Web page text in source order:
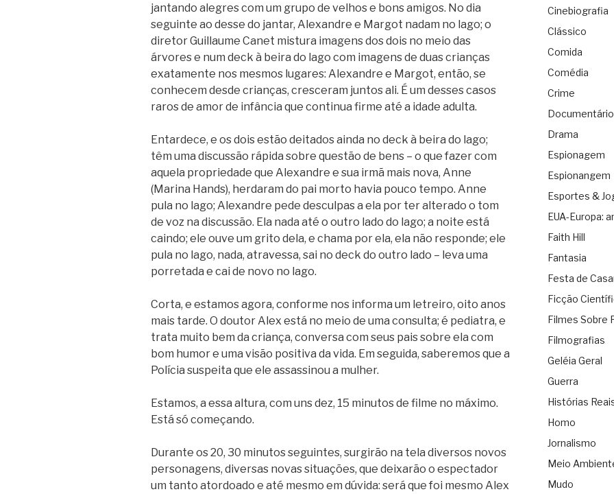
jantando alegres com um grupo de velhos e bons amigos. No dia
seguinte ao desse do jantar, Alexandre e Margot nadam no lago; o
diretor Guillaume Canet mistura imagens dos dois no meio das
árvores e num deck à beira do lago com imagens de duas crianças
exatamente nos mesmos lugares: Alexandre e Margot, então, se
conhecem desde crianças, cresceram juntos ali. É um desses casos
raros de amor de infância que continua firme até a idade adulta.
Entardece, e os dois estão deitados ainda no deck à beira do lago;
têm uma discussão rápida sobre questão de bens – o que fazer com
aquela propriedade que Alexandre e sua irmã mais nova, Anne
(Marina Hands), herdaram do pai morto havia pouco tempo. Anne
pula no lago; Alexandre pede desculpas a ela por ter alterado o tom
de voz na discussão. Ela nada até o outro lado do lago; a noite está
caindo; ele ouve um grito dela, e chama por ela, ela não responde; ele
pula no lago, nada, atravessa, sai no deck do outro lado – leva uma
porretada e cai de novo no lago.
Corta, e estamos agora, conforme nos informa um letreiro, oito anos
mais tarde. O doutor Alex está no meio de uma consulta; é pediatra, e
trata muito bem da criança, conversa com seus pais sobre ela com
bom humor e uma visão positiva da vida. Em seguida, saberemos que a
Polícia suspeita que ele assassinou a mulher.
Estamos, a essa altura, com uns dez, 15 minutos de filme no máximo.
Está só começando.
Durante os 20, 30 minutos seguintes, surgirão na tela diversos novos
personagens, diversas novas situações, que deixarão o espectador
um tanto atordoado e até mesmo em dúvida: será que foi mesmo Alex
Cinebiografia
Clássico
Comida
Comédia
Crime
Documentário
Drama
Espionagem
Espionangem
Esportes &
EUA-Europa:
Faith Hill
Fantasia
Festa de
Ficção
Filmes Sobre
Filmografias
Geléia Geral
Guerra
Histórias
Homo
Jornalismo
Meio
Mudo